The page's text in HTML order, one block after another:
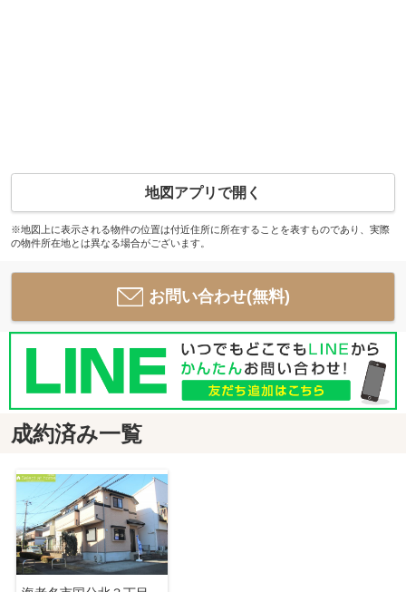
地図アプリで開く
※地図上に表示される物件の位置は付近住所に所在することを表すものであり、実際
の物件所在地とは異なる場合がございます。
お問い合わせ(無料)
成約済み一覧